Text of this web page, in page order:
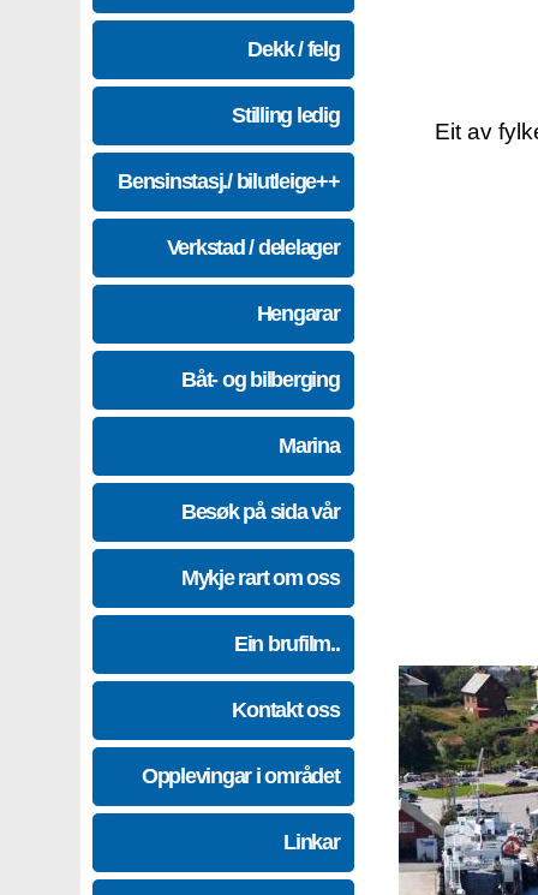
Dekk / felg
Stilling ledig
Bensinstasj./ bilutleige++
Verkstad / delelager
Hengarar
Båt- og bilberging
Marina
Besøk på sida vår
Mykje rart om oss
Ein brufilm..
Kontakt oss
Opplevingar i området
Linkar
Eit av